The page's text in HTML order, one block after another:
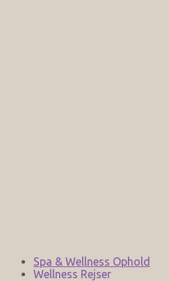
Spa & Wellness Ophold
Wellness Rejser